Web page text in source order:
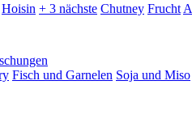
Hoisin + 3 nächste Chutney Frucht
Fisch und Garnelen Soja und Miso